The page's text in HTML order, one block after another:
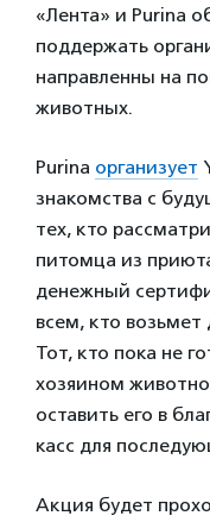
«Лента» и Purina
поддержать
направленны на
животных.
Purina организует
знакомства с
тех, кто
питомца из
денежный
всем, кто
Тот, кто пока не
хозяином
оставить его в
касс для
Акция будет